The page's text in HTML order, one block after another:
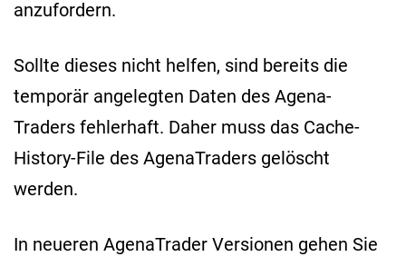
anzufordern.
Sollte dieses nicht helfen, sind bereits die
temporär angelegten Daten des Agena-
Traders fehlerhaft. Daher muss das Cache-
History-File des AgenaTraders gelöscht
werden.
In neueren AgenaTrader Versionen gehen Sie